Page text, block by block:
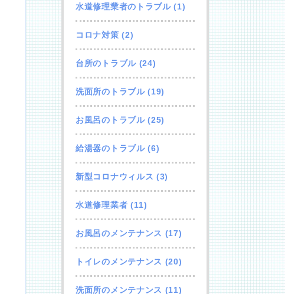
水道修理業者のトラブル(1)
コロナ対策 (2)
台所のトラブル(24)
洗面所のトラブル(19)
お風呂のトラブル(25)
給湯器のトラブル(6)
新型コロナウィルス (3)
水道修理業者 (11)
お風呂のメンテナンス (17)
トイレのメンテナンス (20)
洗面所のメンテナンス (11)